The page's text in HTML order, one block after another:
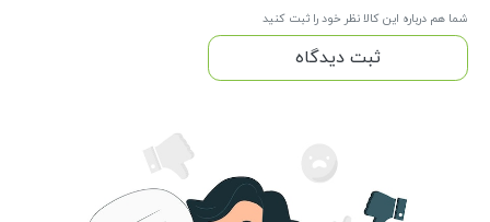
شما هم درباره این کالا نظر خود را ثبت کنید
ثبت دیدگاه